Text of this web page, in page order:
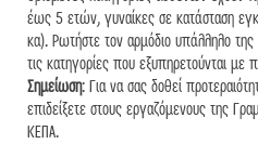
έως 5 ετών, γυναίκες σε κατάσταση
κα). Ρωτήστε τον αρμόδιο υπάλληλο
τις κατηγορίες που εξυπηρετούνται με
Σημείωση: Για να σας δοθεί
επιδείξετε στους εργαζόμενους της
ΚΕΠΑ.